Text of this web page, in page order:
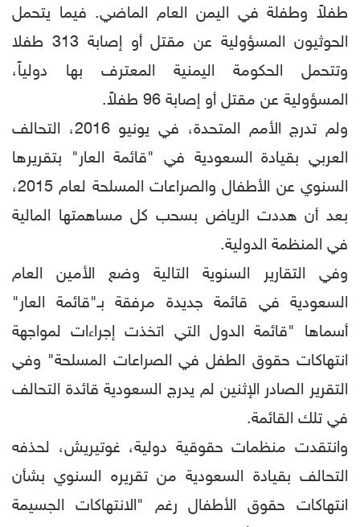
طفلاً وطفلة في اليمن العام الماضي. فيما يتحمل
الحوثيون المسؤولية عن مقتل أو إصابة 313 طفلا
وتتحمل الحكومة اليمنية المعترف بها دولياً،
المسؤولية عن مقتل أو إصابة 96 طفلاً.
ولم تدرج الأمم المتحدة، في يونيو 2016، التحالف
العربي بقيادة السعودية في "قائمة العار" بتقريرها
السنوي عن الأطفال والصراعات المسلحة لعام 2015،
بعد أن هددت الرياض بسحب كل مساهمتها المالية
في المنظمة الدولية.
وفي التقارير السنوية التالية وضع الأمين العام
السعودية في قائمة جديدة مرفقة بـ"قائمة العار"
أسماها "قائمة الدول التي اتخذت إجراءات لمواجهة
انتهاكات حقوق الطفل في الصراعات المسلحة" وفي
التقرير الصادر الإثنين لم يدرج السعودية قائدة التحالف
في تلك القائمة.
وانتقدت منظمات حقوقية دولية، غوتيريش، لحذفه
التحالف بقيادة السعودية من تقريره السنوي بشأن
انتهاكات حقوق الأطفال رغم "الانتهاكات الجسيمة